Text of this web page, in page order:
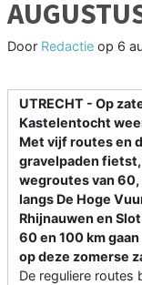
Door Redactie op 6
UTRECHT - Op
Kastelentocht
Met vijf routes en
gravelpaden fietst,
wegroutes van 60,
langs De Hoge
Rhijnauwen en
60 en 100 km
op deze zomerse
De reguliere routes